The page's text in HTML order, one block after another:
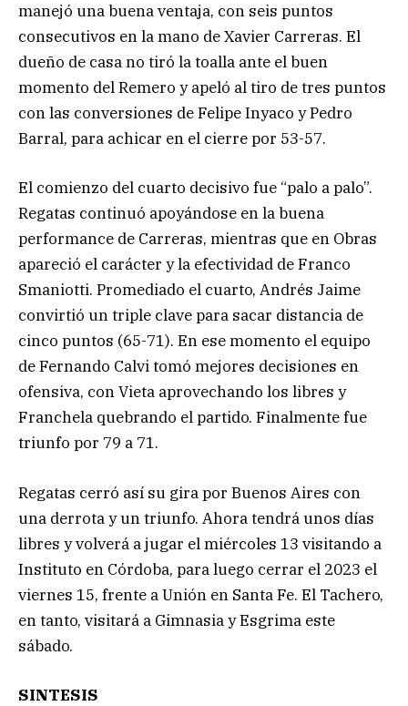
manejó una buena ventaja, con seis puntos
consecutivos en la mano de Xavier Carreras. El
dueño de casa no tiró la toalla ante el buen
momento del Remero y apeló al tiro de tres puntos
con las conversiones de Felipe Inyaco y Pedro
Barral, para achicar en el cierre por 53-57.
El comienzo del cuarto decisivo fue “palo a palo”.
Regatas continuó apoyándose en la buena
performance de Carreras, mientras que en Obras
apareció el carácter y la efectividad de Franco
Smaniotti. Promediado el cuarto, Andrés Jaime
convirtió un triple clave para sacar distancia de
cinco puntos (65-71). En ese momento el equipo
de Fernando Calvi tomó mejores decisiones en
ofensiva, con Vieta aprovechando los libres y
Franchela quebrando el partido. Finalmente fue
triunfo por 79 a 71.
Regatas cerró así su gira por Buenos Aires con
una derrota y un triunfo. Ahora tendrá unos días
libres y volverá a jugar el miércoles 13 visitando a
Instituto en Córdoba, para luego cerrar el 2023 el
viernes 15, frente a Unión en Santa Fe. El Tachero,
en tanto, visitará a Gimnasia y Esgrima este
sábado.
SINTESIS